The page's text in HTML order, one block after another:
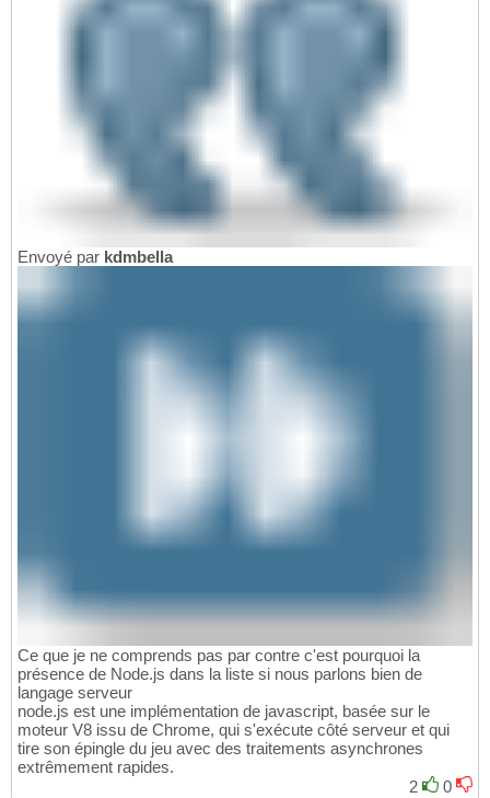
Envoyé par kdmbella
Ce que je ne comprends pas par contre c'est pourquoi la
présence de Node.js dans la liste si nous parlons bien de
langage serveur
node.js est une implémentation de javascript, basée sur le
moteur V8 issu de Chrome, qui s'exécute côté serveur et qui
tire son épingle du jeu avec des traitements asynchrones
extrêmement rapides.
2
0